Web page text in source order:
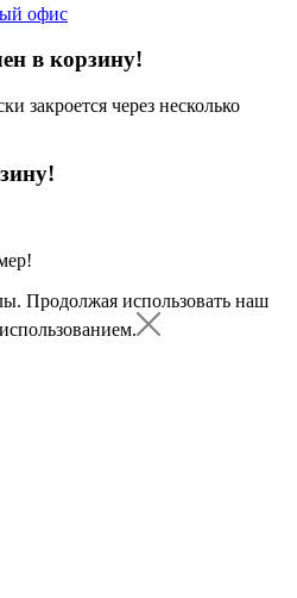
офис
в корзину!
закроется через несколько
Продолжая использовать наш